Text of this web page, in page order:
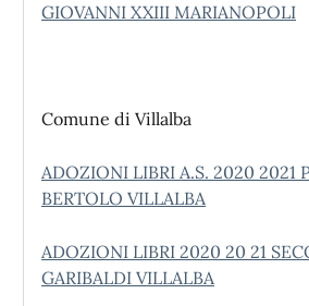
GIOVANNI XXIII MARIANOPOLI
Comune di Villalba
ADOZIONI LIBRI A.S. 2020 2021
BERTOLO VILLALBA
ADOZIONI LIBRI 2020 20 21
GARIBALDI VILLALBA